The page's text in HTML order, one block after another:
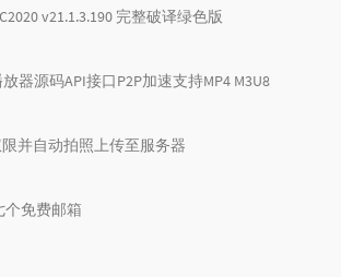
v21.1.3.190 完整破译绿色版
器源码API接口P2P加速支持MP4 M3U8
并自动拍照上传至服务器
个免费邮箱